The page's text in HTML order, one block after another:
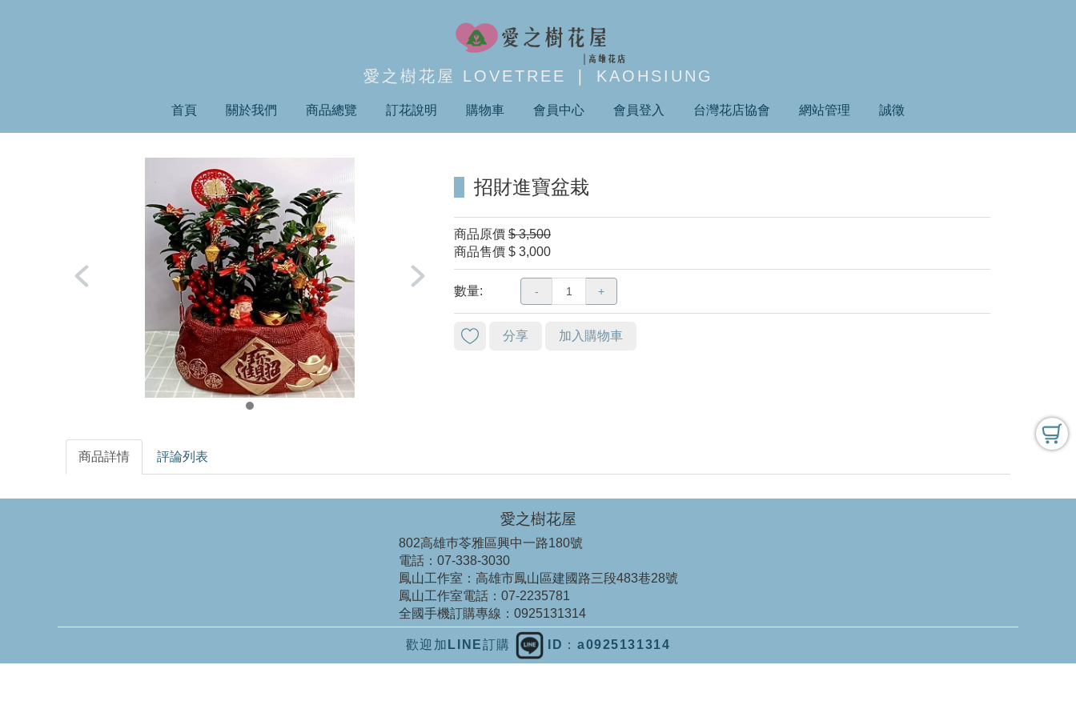
愛之樹花屋 LOVETREE ❘ KAOHSIUNG
首頁 關於我們 商品總覽 訂花說明 購物車 會員中心 會員登入 台灣花店協會 網站管理 誠徵
招財進寶盆栽
商品原價 $ 3,500
商品售價 $ 3,000
數量: - +
分享 加入購物車
商品詳情 評論列表
愛之樹花屋
802高雄巿苓雅區興中一路180號
電話： 07-338-3030
鳳山工作室： 高雄市鳳山區建國路三段483巷28號
鳳山工作室電話： 07-2235781
全國手機訂購專線： 0925131314
歡迎加LINE訂購 ID：a0925131314